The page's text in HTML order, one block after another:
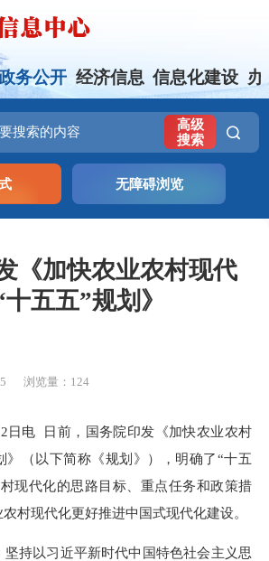
务公开 经济信息 信息化建设 办
高级
搜索
无障碍浏览
《加快农业农村现代
五五”规划》
浏览量：124
电 日前，国务院印发《加快农业农村
》（以下简称《规划》），明确了“十五
现代化的思路目标、重点任务和政策措
村现代化更好推进中国式现代化建设。
持以习近平新时代中国特色社会主义思